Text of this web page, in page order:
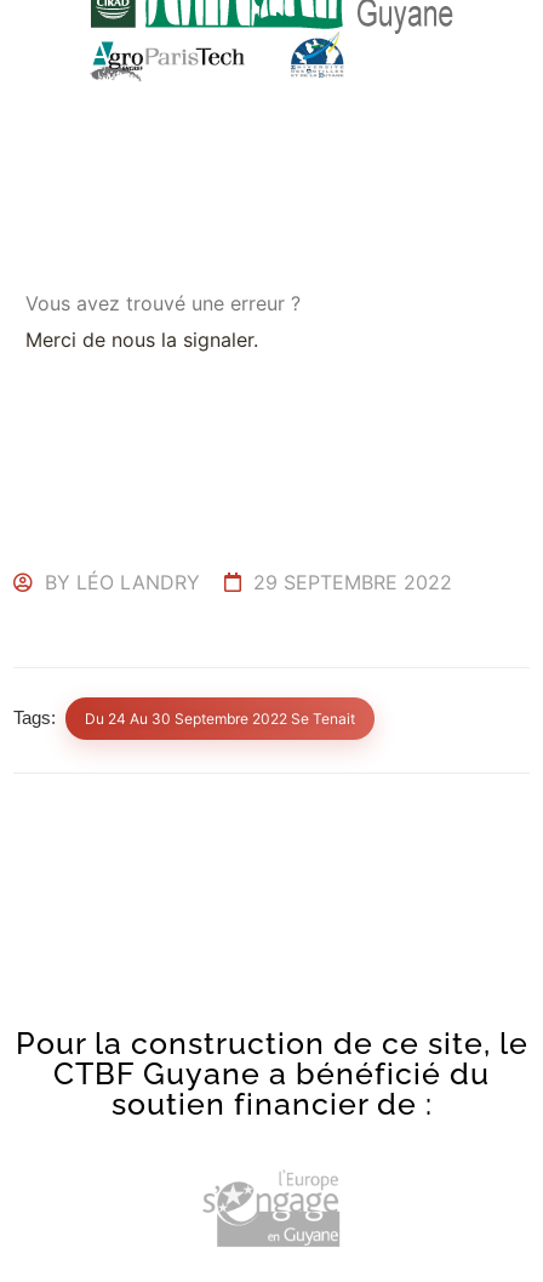
Vous avez trouvé une erreur ?
Merci de nous la signaler.
BY LÉO LANDRY 29 SEPTEMBRE 2022
Tags: Du 24 Au 30 Septembre 2022 Se Tenait
Pour la construction de ce site, le
CTBF Guyane a bénéficié du
soutien financier de :